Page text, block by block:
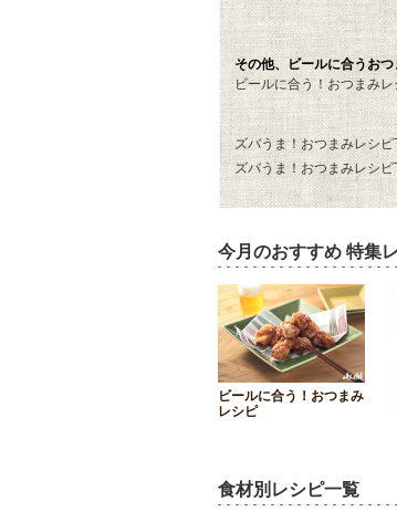
その他、ビールに合うお
ビールに合う！おつまみレ
ズバうま！おつまみレシピ
ズバうま！おつまみレシピ
今月のおすすめ 特集
ビールに合う！おつまみ
レシピ
食材別レシピ一覧